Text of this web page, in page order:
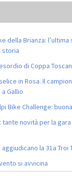
della Brianza:
storia
di Coppa
in Rosa. Il
Gallio
Bike Challenge:
tante novità per la
la 31a Troi
si avvicina